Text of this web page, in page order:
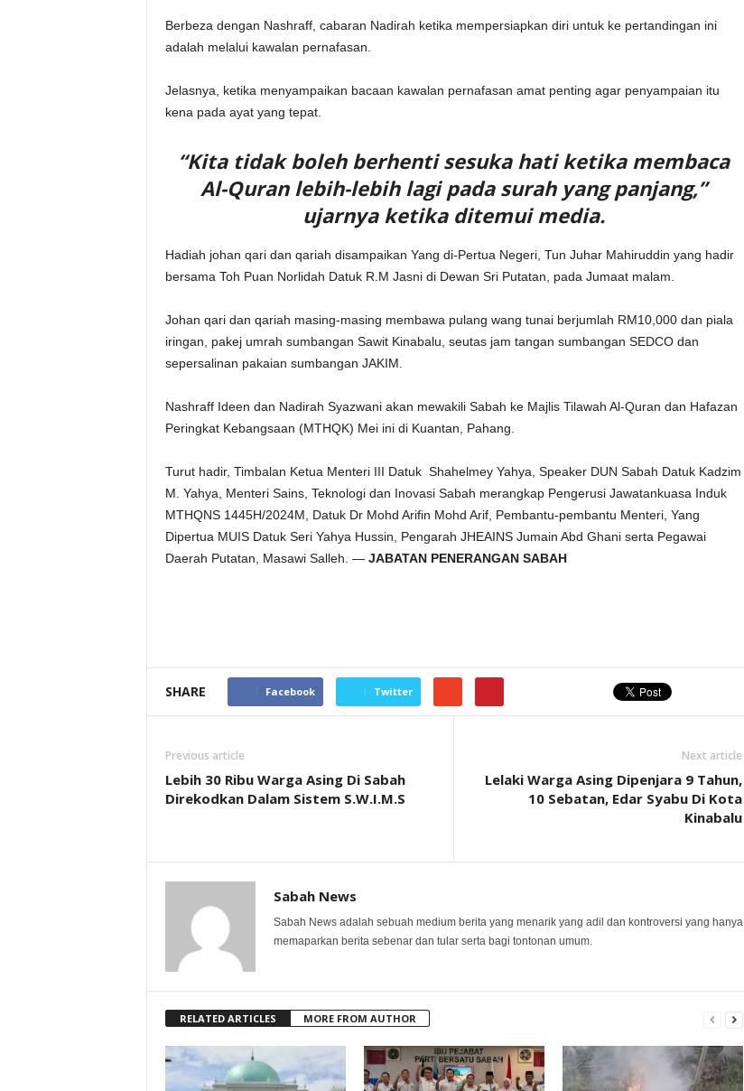
Berbeza dengan Nashraff, cabaran Nadirah ketika mempersiapkan diri untuk ke pertandingan ini
adalah melalui kawalan pernafasan.
Jelasnya, ketika menyampaikan bacaan kawalan pernafasan amat penting agar penyampaian itu
kena pada ayat yang tepat.
“Kita tidak boleh berhenti sesuka hati ketika membaca
Al-Quran lebih-lebih lagi pada surah yang panjang,”
ujarnya ketika ditemui media.
Hadiah johan qari dan qariah disampaikan Yang di-Pertua Negeri, Tun Juhar Mahiruddin yang hadir
bersama Toh Puan Norlidah Datuk R.M Jasni di Dewan Sri Putatan, pada Jumaat malam.
Johan qari dan qariah masing-masing membawa pulang wang tunai berjumlah RM10,000 dan piala
iringan, pakej umrah sumbangan Sawit Kinabalu, seutas jam tangan sumbangan SEDCO dan
sepersalinan pakaian sumbangan JAKIM.
Nashraff Ideen dan Nadirah Syazwani akan mewakili Sabah ke Majlis Tilawah Al-Quran dan Hafazan
Peringkat Kebangsaan (MTHQK) Mei ini di Kuantan, Pahang.
Turut hadir, Timbalan Ketua Menteri III Datuk Shahelmey Yahya, Speaker DUN Sabah Datuk Kadzim
M. Yahya, Menteri Sains, Teknologi dan Inovasi Sabah merangkap Pengerusi Jawatankuasa Induk
MTHQNS 1445H/2024M, Datuk Dr Mohd Arifin Mohd Arif, Pembantu-pembantu Menteri, Yang
Dipertua MUIS Datuk Seri Yahya Hussin, Pengarah JHEAINS Jumain Abd Ghani serta Pegawai
Daerah Putatan, Masawi Salleh. — JABATAN PENERANGAN SABAH
SHARE Facebook Twitter
Previous article
Lebih 30 Ribu Warga Asing Di Sabah
Direkodkan Dalam Sistem S.W.I.M.S
Next article
Lelaki Warga Asing Dipenjara 9 Tahun,
10 Sebatan, Edar Syabu Di Kota
Kinabalu
Sabah News
Sabah News adalah sebuah medium berita yang menarik yang adil dan kontroversi yang hanya
memaparkan berita sebenar dan tular serta bagi tontonan umum.
RELATED ARTICLES MORE FROM AUTHOR